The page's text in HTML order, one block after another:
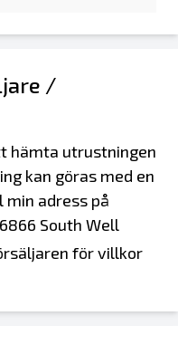
/
hämta utrustningen
kan göras med en
adress på
South Well
UT 84047för villkor